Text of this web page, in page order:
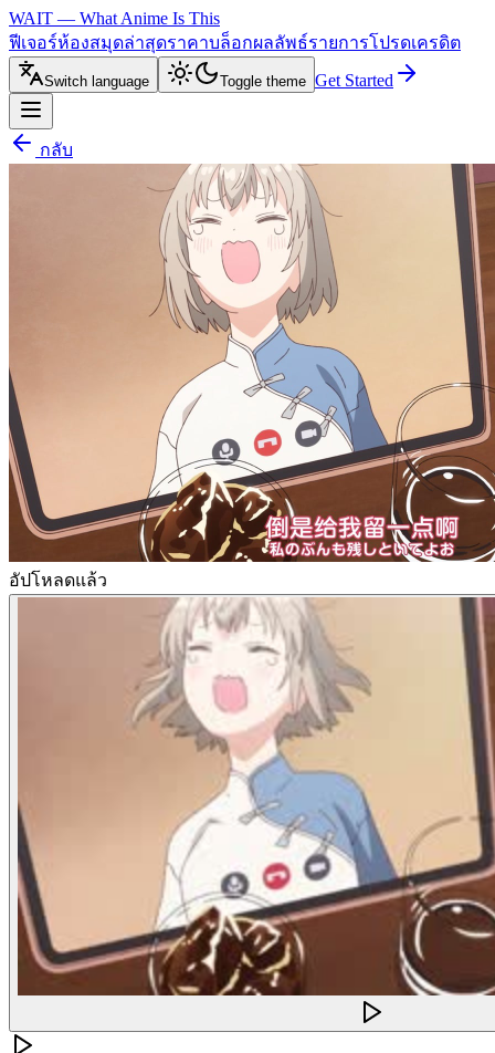
WAIT — What Anime Is This
ฟีเจอร์ห้องสมุดล่าสุดราคาบล็อกผลลัพธ์รายการโปรดเครดิต
Switch language Toggle theme Get Started
กลับ
อัปโหลดแล้ว